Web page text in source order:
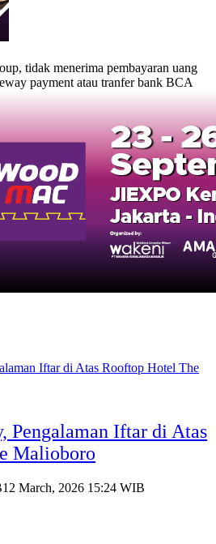
tidak menerima pembayaran uang
payment atau tranfer bank BCA
Pengalaman Iftar di Atas
Malioboro
12 March, 2026 15:24 WIB